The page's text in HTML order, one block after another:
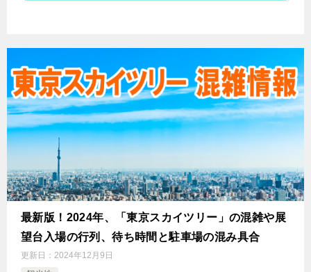
最新版！2024年、「東京スカイツリー」の混雑や展
望台入場の行列、待ち時間と駐車場の混み具合
更新日： 2024年12月9日